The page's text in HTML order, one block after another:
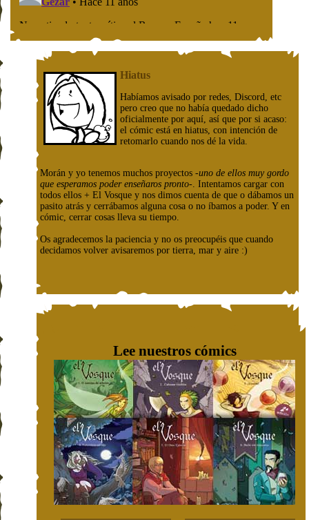
Hiatus
Habíamos avisado por redes, Discord, etc
pero creo que no había quedado dicho
oficialmente por aquí, así que por si acaso:
el cómic está en hiatus, con intención de
retomarlo cuando nos dé la vida.
Morán y yo tenemos muchos proyectos -uno de ellos muy gordo
que esperamos poder enseñaros pronto- . Intentamos cargar con
todos ellos + El Vosque y nos dimos cuenta de que o dábamos un
pasito atrás y cerrábamos alguna cosa o no íbamos a poder. Y en
cómic, cerrar cosas lleva su tiempo.
Os agradecemos la paciencia y no os preocupéis que cuando
decidamos volver avisaremos por tierra, mar y aire :)
Lee nuestros cómics